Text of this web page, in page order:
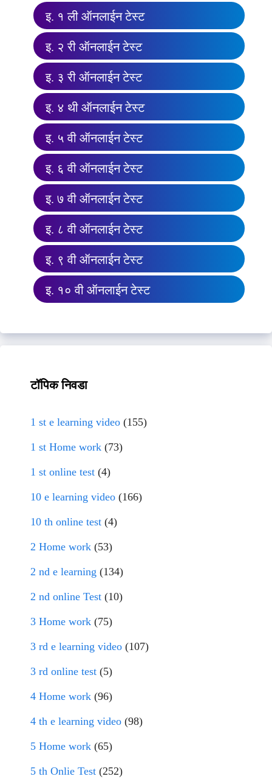
इ. १ ली ऑनलाईन टेस्ट
इ. २ री ऑनलाईन टेस्ट
इ. ३ री ऑनलाईन टेस्ट
इ. ४ थी ऑनलाईन टेस्ट
इ. ५ वी ऑनलाईन टेस्ट
इ. ६ वी ऑनलाईन टेस्ट
इ. ७ वी ऑनलाईन टेस्ट
इ. ८ वी ऑनलाईन टेस्ट
इ. ९ वी ऑनलाईन टेस्ट
इ. १० वी ऑनलाईन टेस्ट
टॉपिक निवडा
1 st e learning video (155)
1 st Home work (73)
1 st online test (4)
10 e learning video (166)
10 th online test (4)
2 Home work (53)
2 nd e learning (134)
2 nd online Test (10)
3 Home work (75)
3 rd e learning video (107)
3 rd online test (5)
4 Home work (96)
4 th e learning video (98)
5 Home work (65)
5 th Onlie Test (252)